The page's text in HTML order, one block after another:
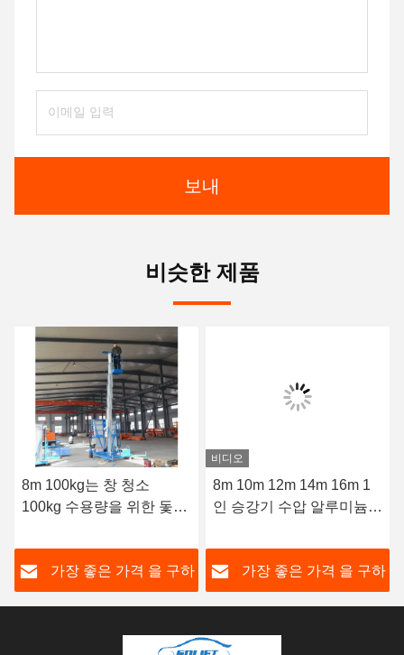
보내
비슷한 제품
8m 100kg는 창 청소
100kg 수용량을 위한 돛대
골라냅니다
가장 좋은 가격 을 구하
비디오
8m 10m 12m 14m 16m 1
인 승강기 수압 알루미늄 2
가장 좋은 가격 을 구하